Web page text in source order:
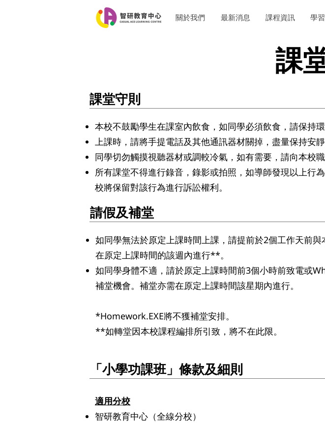
關於我們 最新消息 課程資訊 學
課
課堂守則
本校不鼓勵學生在課室內飲食，如同學必須飲食，請保持
上課時，請將手提電話及其他通訊器材關掉，盡量保持安靜
同學切勿觸摸視聽器材或調較冷氣，如有需要，請向本校職
所有課堂不得進行錄音，錄影或拍照，如導師發現以上行
校將保留對該行為進行訴訟權利。
請假及補堂
如同學無法於原定上課時間上課，請提前於2個工作天前
在原定上課時間的該週內進行**。
如同學身體不適，請於原定上課時間前3個小時前致電或
補堂機會。補堂亦需在原定上課時間該星期內進行。
*Homework.EXE將不獲補堂安排。
**如轉堂因本校課程編排所引致，將不在此限。
「小學功課班」條款及細則
適用分校
智研教育中心（全線分校）